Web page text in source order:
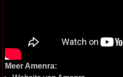
Meer Amenra: